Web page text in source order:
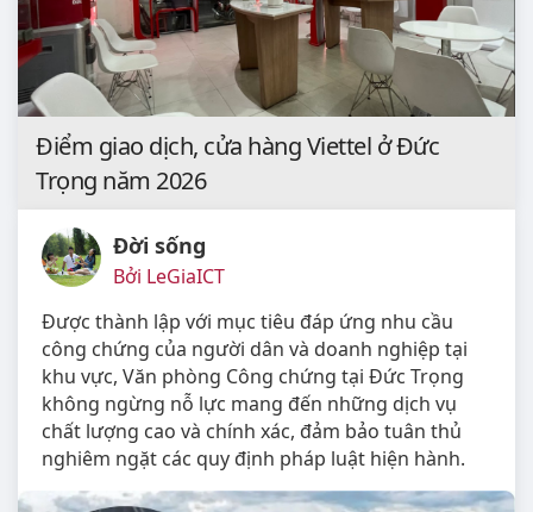
Điểm giao dịch, cửa hàng Viettel ở Đức
Trọng năm 2026
Đời sống
Bởi LeGiaICT
Được thành lập với mục tiêu đáp ứng nhu cầu
công chứng của người dân và doanh nghiệp tại
khu vực, Văn phòng Công chứng tại Đức Trọng
không ngừng nỗ lực mang đến những dịch vụ
chất lượng cao và chính xác, đảm bảo tuân thủ
nghiêm ngặt các quy định pháp luật hiện hành.